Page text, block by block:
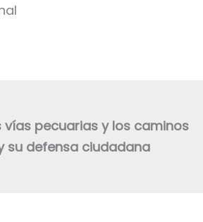
vías pecuarias y los caminos
su defensa ciudadana